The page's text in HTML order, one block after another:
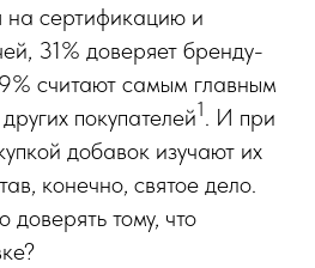
на сертификацию и
31% доверяет бренду-
считают самым главным
покупателей1. И при
добавок изучают их
конечно, святое дело.
тому, что